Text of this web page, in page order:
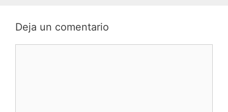
Deja un comentario